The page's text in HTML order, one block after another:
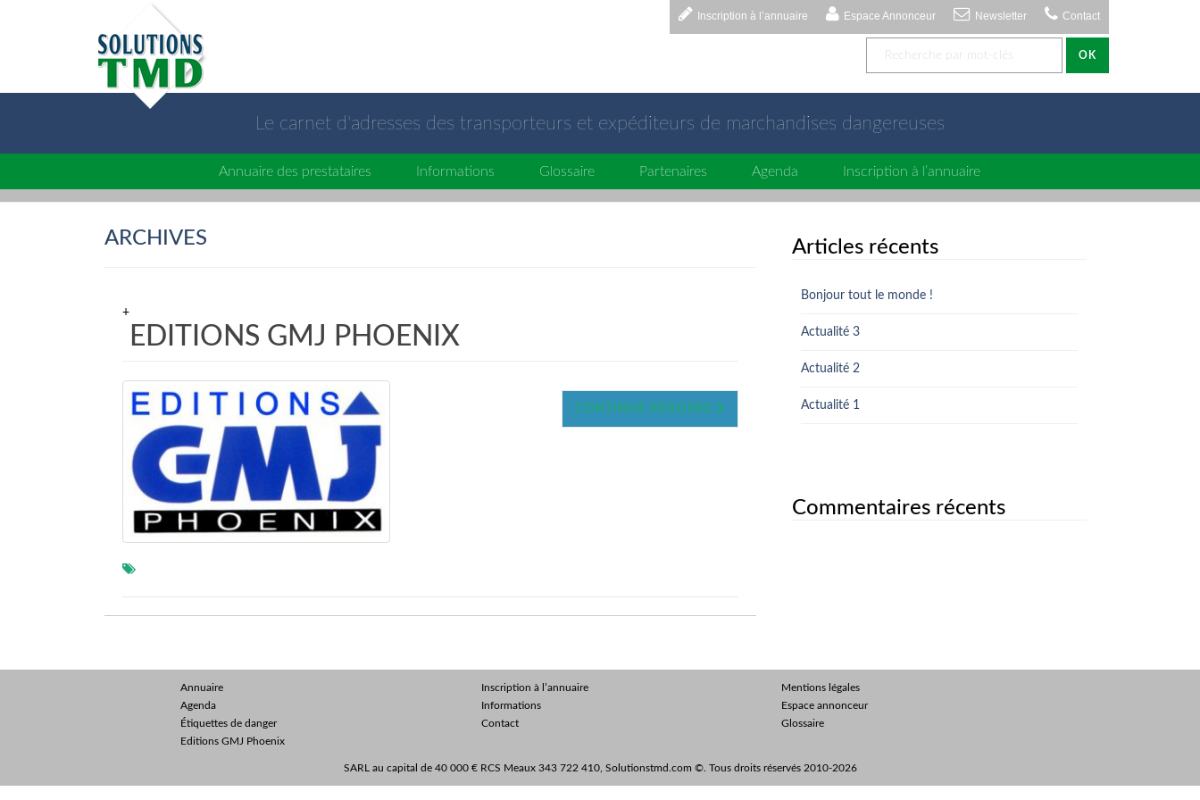
Inscription à l’annuaire Espace Annonceur Newsletter Contact
OK
Le carnet d'adresses des transporteurs et expéditeurs de marchandises dangereuses
Annuaire des prestataires Informations Glossaire Partenaires Agenda Inscription à l’annuaire
ARCHIVES
+
EDITIONS GMJ PHOENIX
CONTINUE READING
Articles récents
Bonjour tout le monde !
Actualité 3
Actualité 2
Actualité 1
Commentaires récents
Annuaire Inscription à l’annuaire
Mentions légales
Agenda
Informations
Espace annonceur
Étiquettes de danger
Contact
Glossaire
Editions GMJ Phoenix
SARL au capital de 40 000 € RCS Meaux 343 722 410, Solutionstmd.com ©. Tous droits réservés 2010-2026